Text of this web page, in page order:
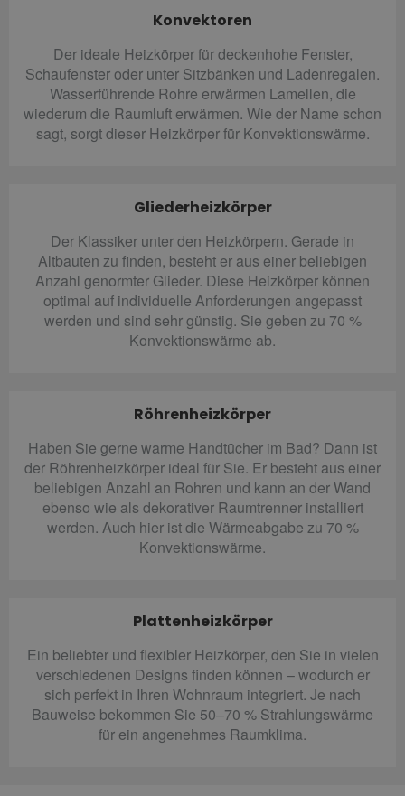
Konvektoren
Der ideale Heizkörper für deckenhohe Fenster,
Schaufenster oder unter Sitzbänken und Ladenregalen.
Wasserführende Rohre erwärmen Lamellen, die
wiederum die Raumluft erwärmen. Wie der Name schon
sagt, sorgt dieser Heizkörper für Konvektionswärme.
Gliederheizkörper
Der Klassiker unter den Heizkörpern. Gerade in
Altbauten zu finden, besteht er aus einer beliebigen
Anzahl genormter Glieder. Diese Heizkörper können
optimal auf individuelle Anforderungen angepasst
werden und sind sehr günstig. Sie geben zu 70 %
Konvektionswärme ab.
Röhrenheizkörper
Haben Sie gerne warme Handtücher im Bad? Dann ist
der Röhrenheizkörper ideal für Sie. Er besteht aus einer
beliebigen Anzahl an Rohren und kann an der Wand
ebenso wie als dekorativer Raumtrenner installiert
werden. Auch hier ist die Wärmeabgabe zu 70 %
Konvektionswärme.
Plattenheizkörper
Ein beliebter und flexibler Heizkörper, den Sie in vielen
verschiedenen Designs finden können – wodurch er
sich perfekt in Ihren Wohnraum integriert. Je nach
Bauweise bekommen Sie 50–70 % Strahlungswärme
für ein angenehmes Raumklima.